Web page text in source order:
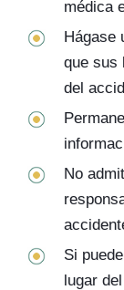
médica
Hágase
que sus
del
No
Si
lugar